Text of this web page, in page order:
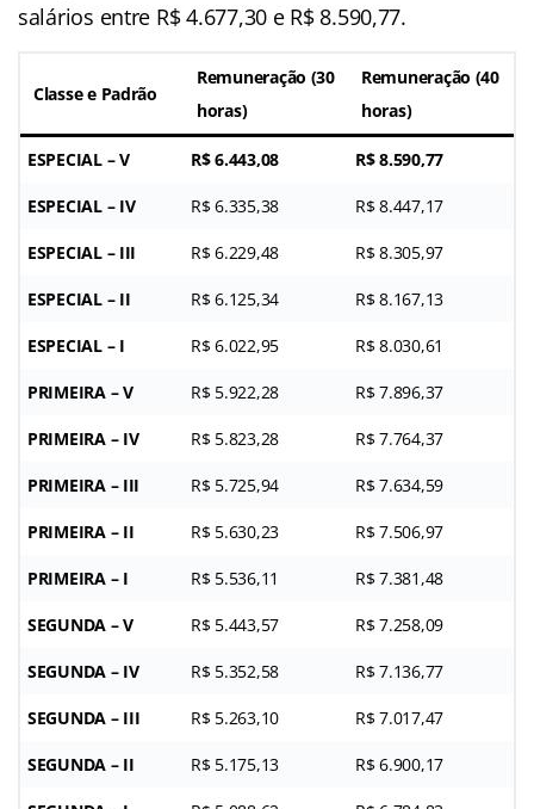
salários entre R$ 4.677,30 e R$ 8.590,77.
Classe e Padrão
Remuneração (30
horas)
Remuneração (40
horas)
ESPECIAL – V R$ 6.443,08 R$ 8.590,77
ESPECIAL – IV R$ 6.335,38 R$ 8.447,17
ESPECIAL – III R$ 6.229,48 R$ 8.305,97
ESPECIAL – II R$ 6.125,34 R$ 8.167,13
ESPECIAL – I R$ 6.022,95 R$ 8.030,61
PRIMEIRA – V R$ 5.922,28 R$ 7.896,37
PRIMEIRA – IV R$ 5.823,28 R$ 7.764,37
PRIMEIRA – III R$ 5.725,94 R$ 7.634,59
PRIMEIRA – II R$ 5.630,23 R$ 7.506,97
PRIMEIRA – I R$ 5.536,11 R$ 7.381,48
SEGUNDA – V R$ 5.443,57 R$ 7.258,09
SEGUNDA – IV R$ 5.352,58 R$ 7.136,77
SEGUNDA – III R$ 5.263,10 R$ 7.017,47
SEGUNDA – II R$ 5.175,13 R$ 6.900,17